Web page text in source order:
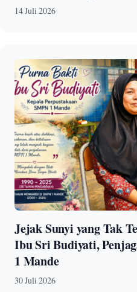
14 Juli 2026
Jejak Sunyi yang Tak
Ibu Sri Budiyati,
1 Mande
30 Juli 2026